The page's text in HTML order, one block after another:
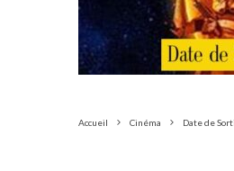
Accueil Cinéma Date de